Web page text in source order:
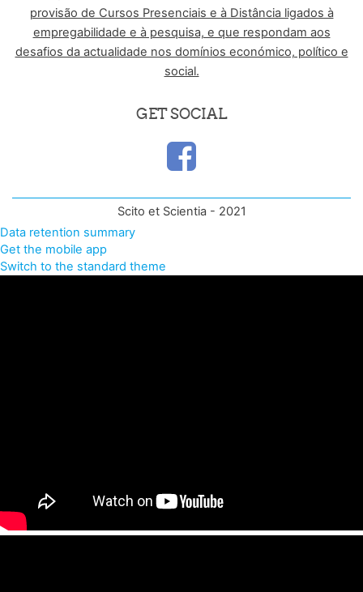
provisão de Cursos Presenciais e à Distância ligados à
empregabilidade e à pesquisa, e que respondam aos
desafios da actualidade nos domínios económico, político e
social.
GET SOCIAL
Scito et Scientia - 2021
Data retention summary
Get the mobile app
Switch to the standard theme